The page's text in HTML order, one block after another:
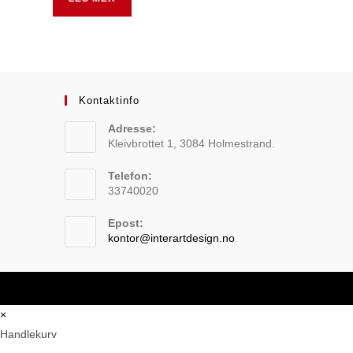
Kontaktinfo
Adresse:
Kleivbrottet 1, 3084 Holmestrand.
Telefon:
33740020
Epost:
kontor@interartdesign.noOpens
×
Handlekurv